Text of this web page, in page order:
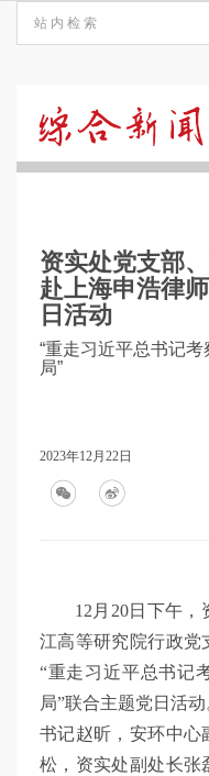
资实处党支部
赴上海申浩律
日活动
“重走习近平总书记
局”
2023年12月22日
12月20日下午
江高等研究院行政党
“重走习近平总书记
局”联合主题党日活
书记赵昕，安环中心
松，资实处副处长张